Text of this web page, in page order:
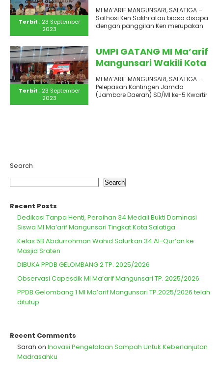
Terbit : 23 September
2023
Emas pada O2SN
Tingkat Nasional 2023
Cabor Karate
MI MA’ARIF MANGUNSARI, SALATIGA –
Sathosi Ken Sakhi atau biasa disapa
dengan panggilan Ken merupakan
Terbit : 23 September
2023
UMPI GATANG MI Ma’arif
Mangunsari Wakili Kota
Salatiga pada JAMDA
JATENG ke-5
MI MA’ARIF MANGUNSARI, SALATIGA –
Pelepasan Kontingen Jamda
(Jambore Daerah) SD/MI ke-5 Kwartir
Search
Search
Recent Posts
Dedikasi Tanpa Henti, Peraihan 34 Medali Bukti Dominasi
Siswa MI Ma’arif Mangunsari Tingkat Kota Salatiga
Kelas 5B Abdurrohman Wahid Salurkan 34 Al-Qur’an ke
Masjid Sraten
DIBUKA PPDB GELOMBANG 2 TP. 2025/2026
Observasi Capesdik MI Ma’arif Mangunsari TP. 2025/2026
PPDB Gelombang 1 MI Ma’arif Mangunsari TP.2025/2026 telah
ditutup
Recent Comments
Sarah on Inovasi Pengelolaan Sampah Untuk Keberlanjutan
Madrasahku